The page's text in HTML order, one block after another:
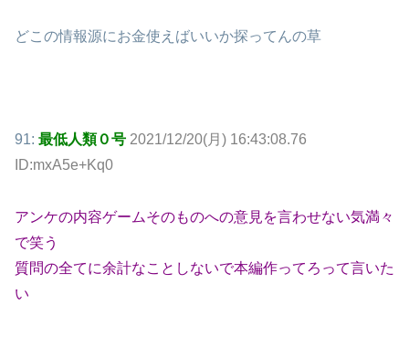
どこの情報源にお金使えばいいか探ってんの草
91: 最低人類０号 2021/12/20(月) 16:43:08.76
ID:mxA5e+Kq0
アンケの内容ゲームそのものへの意見を言わせない気満々
で笑う
質問の全てに余計なことしないで本編作ってろって言いた
い